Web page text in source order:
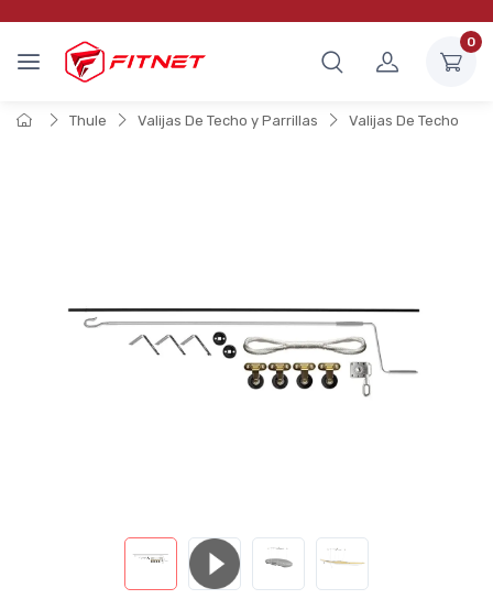
0
Thule Valijas De Techo y Parrillas Valijas De Techo